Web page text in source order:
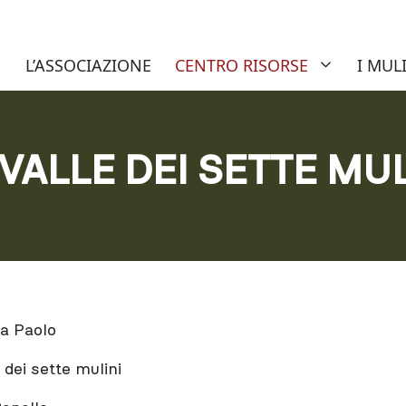
del sito AIAMS –
L’ASSOCIAZIONE CENTRO RISORSE I
DEI SETTE
Paolo
dei sette mulini